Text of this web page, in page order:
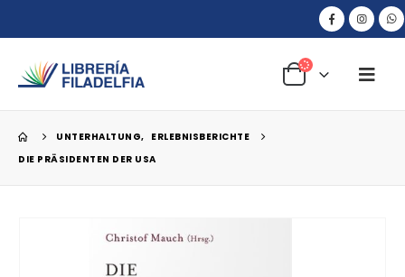
UNTERHALTUNG, ERLEBNISBERICHTE
DIE PRÄSIDENTEN DER USA